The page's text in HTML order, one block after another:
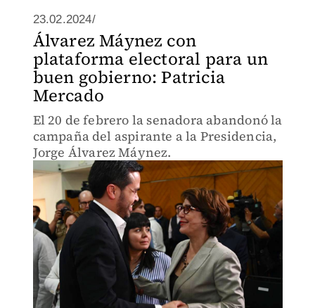
23.02.2024/
Álvarez Máynez con
plataforma electoral para un
buen gobierno: Patricia
Mercado
El 20 de febrero la senadora abandonó la
campaña del aspirante a la Presidencia,
Jorge Álvarez Máynez.